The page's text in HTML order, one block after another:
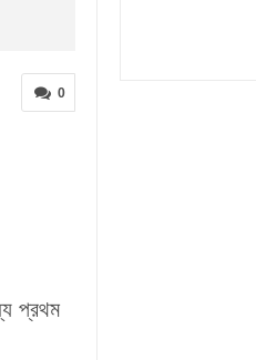
0
প্রথম